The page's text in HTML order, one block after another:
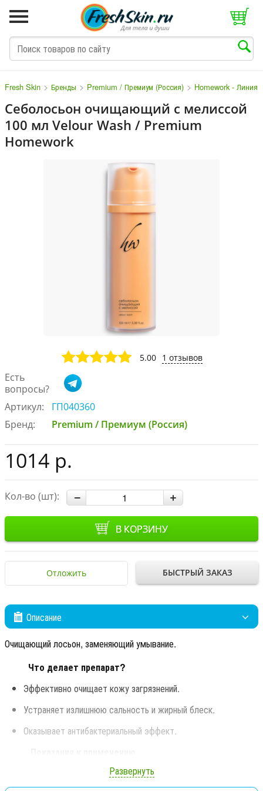
Fresh Skin > Бренды > Premium / Премиум (Россия) > Homework - Линия
Себолосьон очищающий с мелиссой
100 мл Velour Wash / Premium
Homework
5.00 1 отзывов
Есть
вопросы?
Артикул:
ГП040360
Бренд:
Premium / Премиум (Россия)
1014 р.
Кол-во (шт):
В КОРЗИНУ
Отложить БЫСТРЫЙ ЗАКАЗ
Описание
Очищающий лосьон, заменяющий умывание.
Что делает препарат?
Эффективно очищает кожу загрязнений.
Устраняет излишнюю сальность и жирный блеск.
Оказывает антибактериальный эффект.
Ежедневное очищение жирной кожи, осложненной акне.
Развернуть
M N O P